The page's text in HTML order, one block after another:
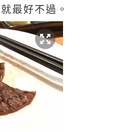
最好不過。